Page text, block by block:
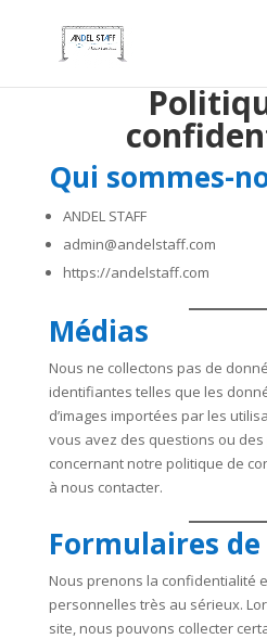
Qui sommes-
ANDEL STAFF
admin@andelstaff.com
https://andelstaff.com
Médias
Nous ne collectons pas de
identifiantes telles que les
d’images importées par les
vous avez des questions ou
concernant notre politique de
à nous contacter.
Formulaires
Nous prenons la confidentialité
personnelles très au sérieux.
site, nous pouvons collecter